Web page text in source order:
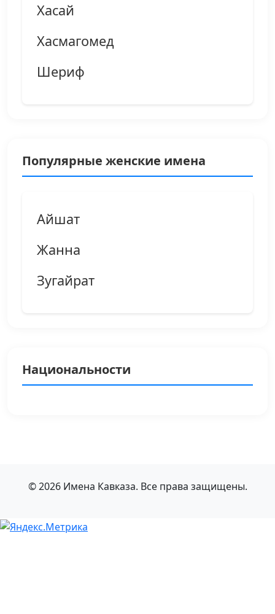
Хасай
Хасмагомед
Шериф
Популярные женские имена
Айшат
Жанна
Зугайрат
Национальности
© 2026 Имена Кавказа. Все права защищены.